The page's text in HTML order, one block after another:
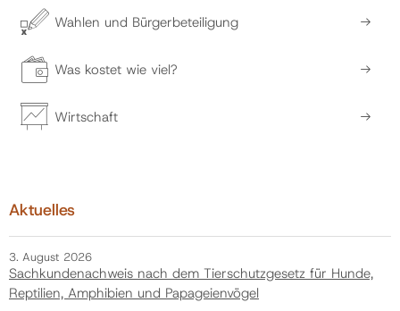
Wahlen und Bürgerbeteiligung
Was kostet wie viel?
Wirtschaft
Aktuelles
3. August 2026
Sachkundenachweis nach dem Tierschutzgesetz für Hunde,
Reptilien, Amphibien und Papageienvögel